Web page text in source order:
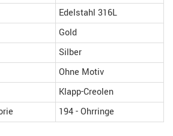
Edelstahl 316L
Gold
Silber
Ohne Motiv
Klapp-Creolen
194 - Ohrringe